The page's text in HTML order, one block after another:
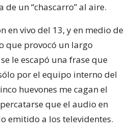
un “chascarro” al aire.
en vivo del 13, y en medio de
que provocó un largo
le escapó una frase que
por el equipo interno del
huevones me cagan el
que el audio en
emitido a los televidentes.